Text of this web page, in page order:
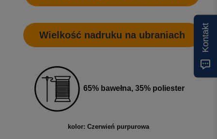
Wielkość nadruku na ubraniach
65% bawełna, 35% poliester
kolor: Czerwień purpurowa
Kontakt